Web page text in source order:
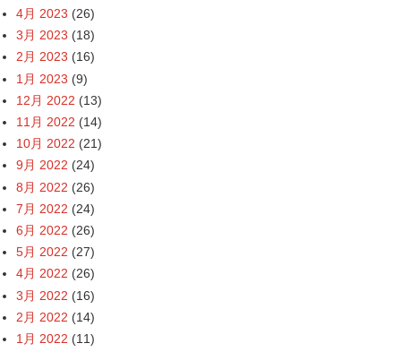
4月 2023 (26)
3月 2023 (18)
2月 2023 (16)
1月 2023 (9)
12月 2022 (13)
11月 2022 (14)
10月 2022 (21)
9月 2022 (24)
8月 2022 (26)
7月 2022 (24)
6月 2022 (26)
5月 2022 (27)
4月 2022 (26)
3月 2022 (16)
2月 2022 (14)
1月 2022 (11)